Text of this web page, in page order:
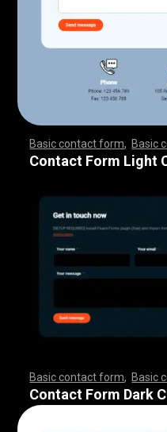
Basic contact form Basic
,,,,,,,,,,,,,,,,,,,,, ,,,,,,,,
,,,,,,,,,,,,,,,,,,,,, ,,,,,,,,
Contact Form Light
Basic contact form Basic
,,,,,,,,,,,,,,,,,,,,, ,,,,,,,,
,,,,,,,,,,,,,,,,,,,,, ,,,,,,,,
Contact Form Dark